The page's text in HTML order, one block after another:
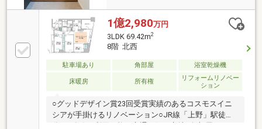
1億2,980万円
3LDK 69.42m2
8階 北西
駐車場あり 角部屋 浴室乾燥機
床暖房 所有権
リフォームリノベー
ション
○グッドデザイン賞23回受賞実績のあるコスモスイニ
シアが手掛けるリノベーション○JR線「上野」駅徒歩3